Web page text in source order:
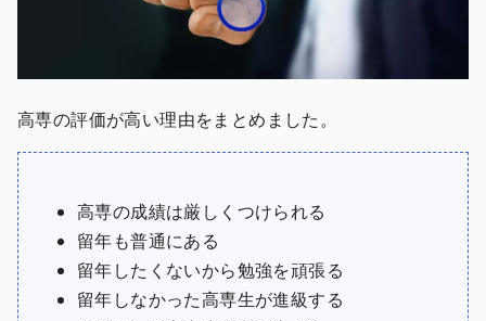
高専の評価が高い理由をまとめました。
高専の成績は厳しくつけられる
留年も普通にある
留年したくないから勉強を頑張る
留年しなかった高専生が進級する